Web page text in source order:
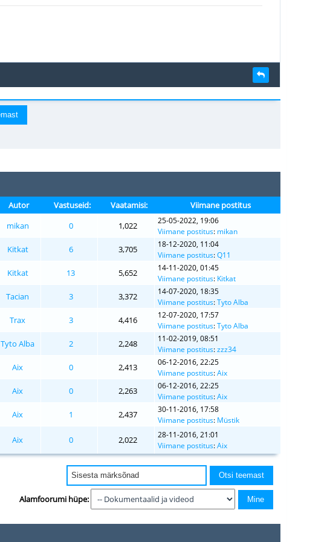
Autor Vastuseid: Vaatamisi:
Viimane postitus
mikan 0 1,022
25-05-2022, 19:06
Viimane postitus: mikan
Kitkat 6 3,705
18-12-2020, 11:04
Viimane postitus:Q11
Kitkat 13 5,652
14-11-2020, 01:45
Viimane postitus: Kitkat
Tacian 3 3,372
14-07-2020, 18:35
Viimane postitus:Tyto Alba
Trax 3 4,416
12-07-2020, 17:57
Viimane postitus:Tyto Alba
Tyto Alba 2 2,248
11-02-2019, 08:51
Viimane postitus:zzz34
Aix 0 2,413
06-12-2016, 22:25
Viimane postitus:Aix
Aix 0 2,263
06-12-2016, 22:25
Viimane postitus:Aix
Aix 1 2,437
30-11-2016, 17:58
Viimane postitus: Müstik
Aix 0 2,022
28-11-2016, 21:01
Viimane postitus:Aix
Alamfoorumi hüpe: